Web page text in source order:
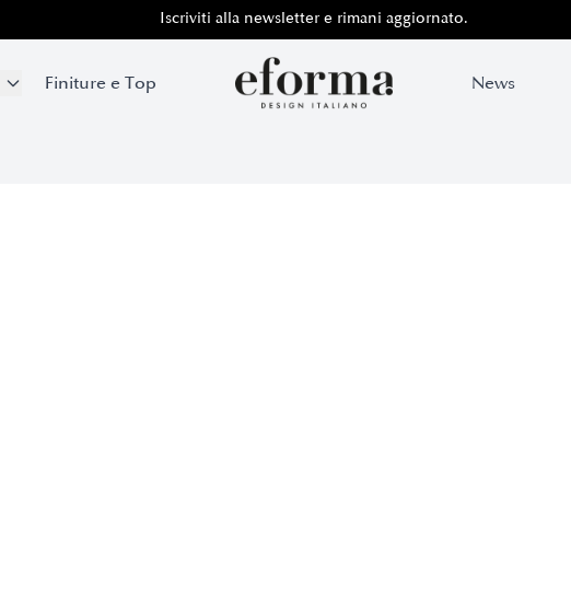
Iscriviti alla newsletter e rimani aggiornato.
Finiture e Top News